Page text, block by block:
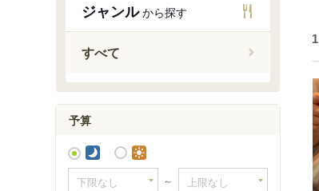
ジャンルから探す
すべて
予算
～
1